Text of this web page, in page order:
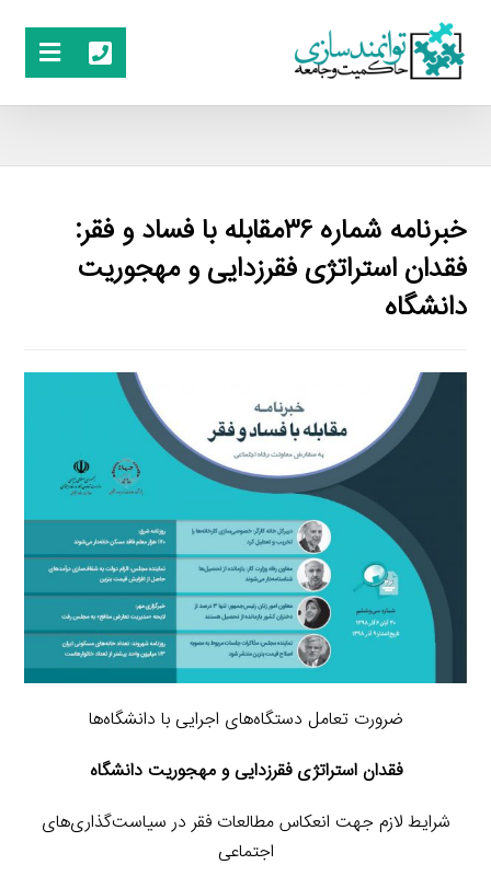
خبرنامه شماره ۳۶مقابله با فساد و فقر:
فقدان استراتژی فقرزدایی و مهجوریت
دانشگاه
ضرورت تعامل دستگاه‌های اجرایی با دانشگاه‌ها
فقدان استراتژی فقرزدایی و مهجوریت دانشگاه
شرایط لازم جهت انعکاس مطالعات فقر در سیاست‌گذاری‌های
اجتماعی